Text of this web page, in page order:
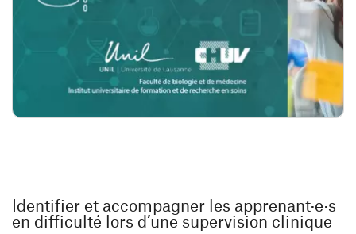
Identifier et accompagner les apprenant·e·s
en difficulté lors d’une supervision clinique